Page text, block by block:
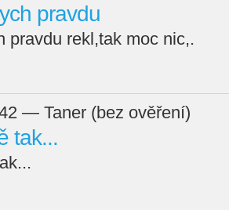
pravdu
pravdu rekl,tak moc nic,.
— Taner (bez ověření)
tak...